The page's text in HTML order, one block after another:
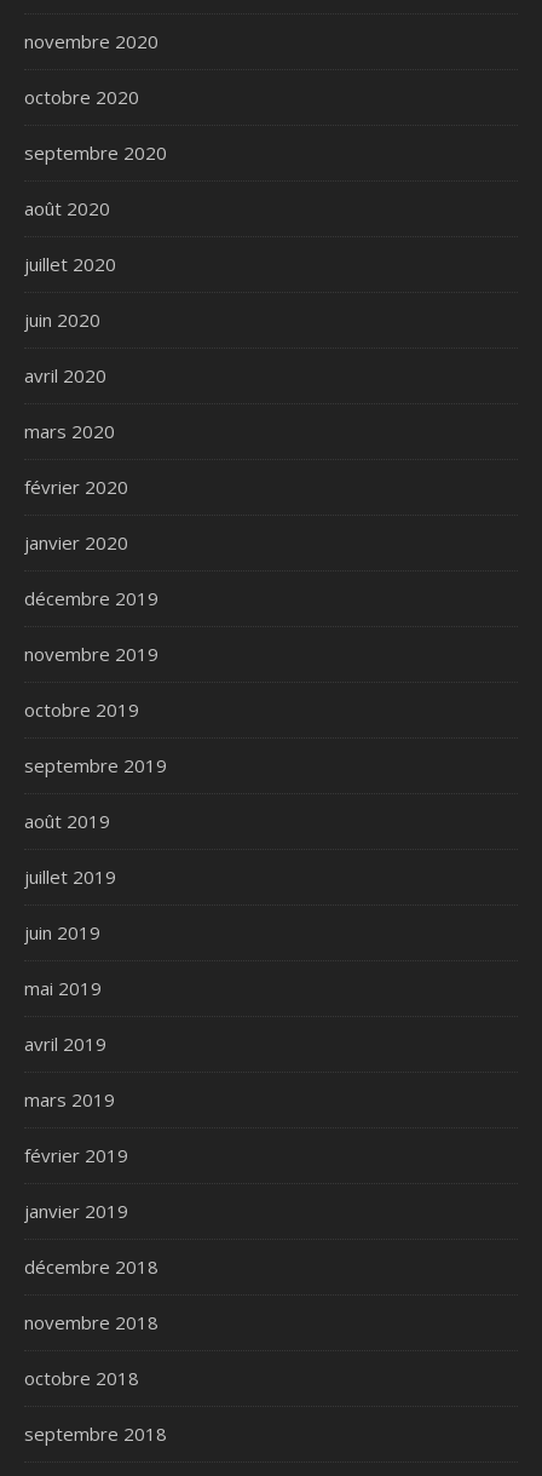
novembre 2020
octobre 2020
septembre 2020
août 2020
juillet 2020
juin 2020
avril 2020
mars 2020
février 2020
janvier 2020
décembre 2019
novembre 2019
octobre 2019
septembre 2019
août 2019
juillet 2019
juin 2019
mai 2019
avril 2019
mars 2019
février 2019
janvier 2019
décembre 2018
novembre 2018
octobre 2018
septembre 2018